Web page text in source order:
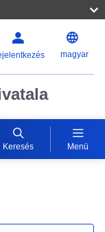
magyar
Keresés Menü